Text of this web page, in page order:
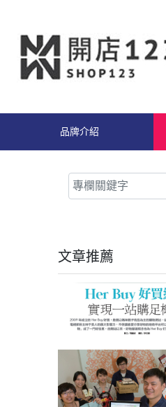
品牌介紹
文章推薦